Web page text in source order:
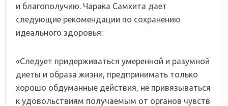
и благополучию. Чарака Самхита дает
следующие рекомендации по сохранению
идеального здоровья:
«Следует придерживаться умеренной и разумной
диеты и образа жизни, предпринимать только
хорошо обдуманные действия, не привязываться
к удовольствиям получаемым от органов чувств